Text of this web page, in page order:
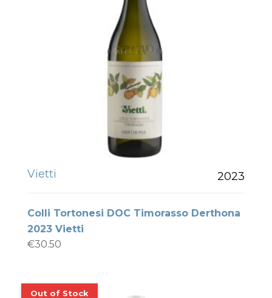
Vietti 2023
Colli Tortonesi DOC Timorasso Derthona
2023 Vietti
€30.50